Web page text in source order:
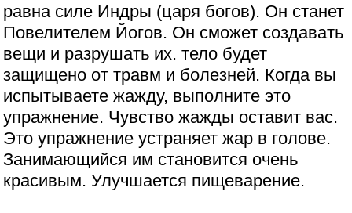
равна силе Индры (царя богов). Он станет
Повелителем Йогов. Он сможет создавать
вещи и разрушать их. тело будет
защищено от травм и болезней. Когда вы
испытываете жажду, выполните это
упражнение. Чувство жажды оставит вас.
Это упражнение устраняет жар в голове.
Занимающийся им становится очень
красивым. Улучшается пищеварение.